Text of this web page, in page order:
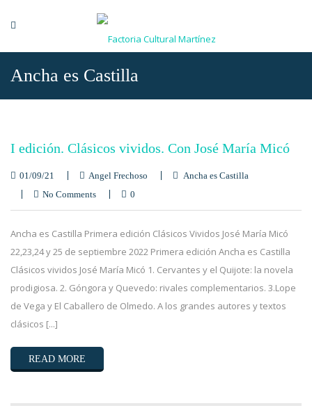
Ancha es Castilla
I edición. Clásicos vividos. Con José María Micó
01/09/21 Angel Frechoso
Ancha es Castilla
No Comments
0
Ancha es Castilla Primera edición Clásicos Vividos José María Micó
22,23,24 y 25 de septiembre 2022 Primera edición Ancha es Castilla
Clásicos vividos José María Micó 1. Cervantes y el Quijote: la novela
prodigiosa. 2. Góngora y Quevedo: rivales complementarios. 3.Lope
de Vega y El Caballero de Olmedo. A los grandes autores y textos
clásicos [...]
READ MORE